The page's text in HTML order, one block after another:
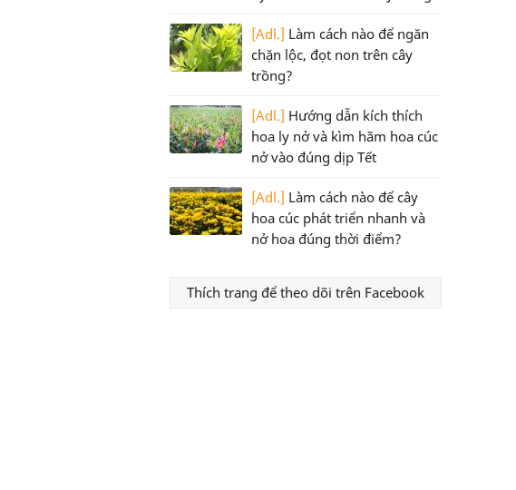
[Adl.] Làm cách nào để ngăn
chặn lộc, đọt non trên cây
trồng?
[Adl.] Hướng dẫn kích thích
hoa ly nở và kìm hãm hoa cúc
nở vào đúng dịp Tết
[Adl.] Làm cách nào để cây
hoa cúc phát triển nhanh và
nở hoa đúng thời điểm?
Thích trang để theo dõi trên Facebook